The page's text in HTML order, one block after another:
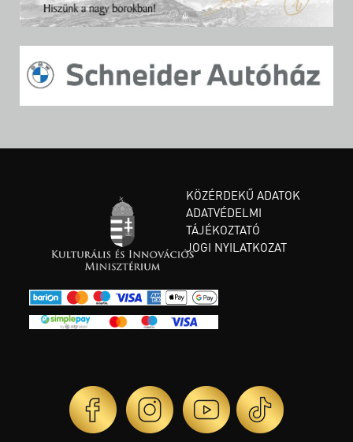
KÖZÉRDEKŰ ADATOK
ADATVÉDELMI
TÁJÉKOZTATÓ
JOGI NYILATKOZAT